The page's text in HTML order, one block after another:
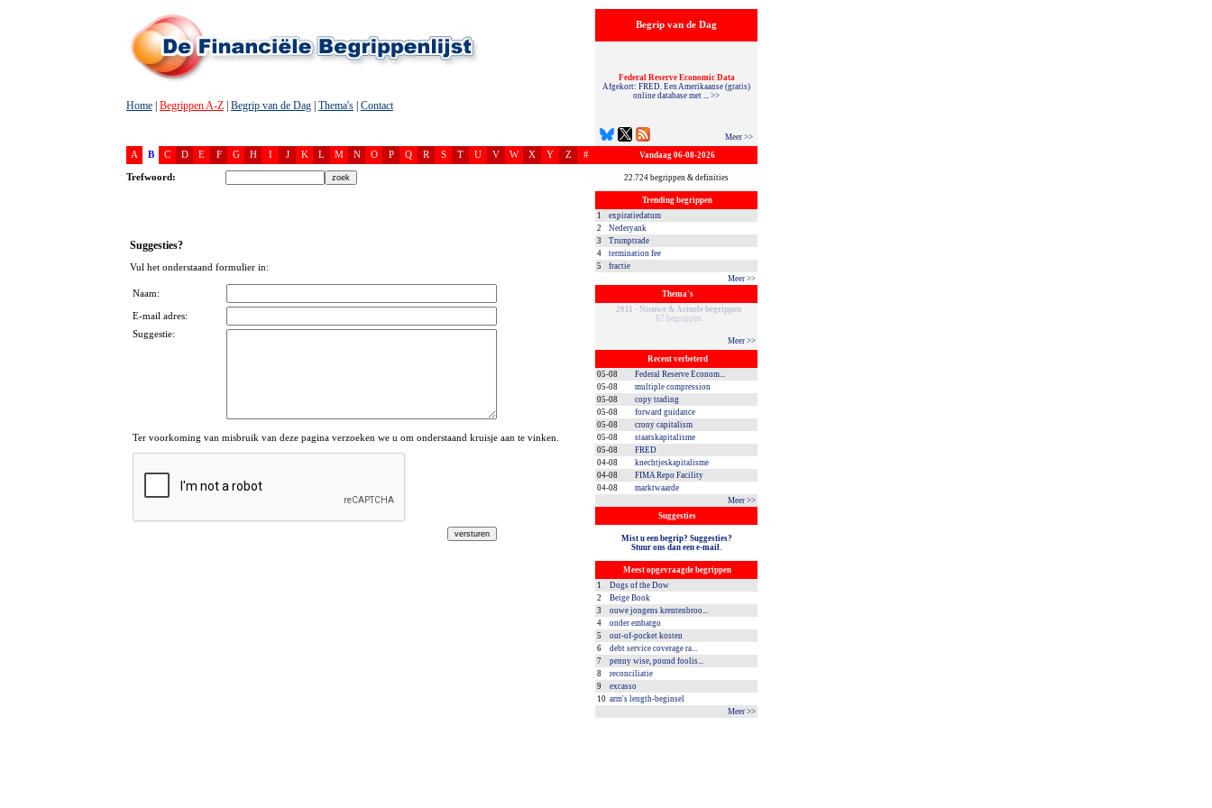
Home Begrippen A-Z Begrip van de Dag Thema's Contact
A B C D E F G H I J K L M N O P Q R S T U V W X Y Z #
Trefwoord:
Begrip van de Dag
Meer >>
Federal Reserve Economic Data
Afgekort: FRED. Een Amerikaanse (gratis)
online database met ... >>
Vandaag 06-08-2026
22.724 begrippen & definities
Trending begrippen
1
expiratiedatum
2
Nederyank
3
Trumptrade
4
termination fee
5
fractie
Meer >>
Thema's
2011 - Nieuwe & Actuele begrippen
67 begrippen
Meer >>
Recent verbeterd
05-08
Federal Reserve Econom...
05-08
multiple compression
05-08
copy trading
05-08
forward guidance
05-08
crony capitalism
05-08
staatskapitalisme
05-08
FRED
04-08
knechtjeskapitalisme
04-08
FIMA Repo Facility
04-08
marktwaarde
Meer >>
Suggesties
Mist u een begrip? Suggesties?
Stuur ons dan een e-mail.
Meest opgevraagde begrippen
1
Dogs of the Dow
2
Beige Book
3
ouwe jongens krentenbroo...
4
onder embargo
5
out-of-pocket kosten
6
debt service coverage ra...
7
penny wise, pound foolis...
8
reconciliatie
9
excasso
10 arm's length-beginsel
Meer >>
Suggesties?
Vul het onderstaand formulier in:
Naam:
E-mail adres:
Suggestie:
Ter voorkoming van misbruik van deze pagina verzoeken we u om onderstaand kruisje aan te vinken.